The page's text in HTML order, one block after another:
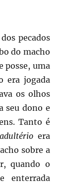
pecados
do macho
posse, uma
era jogada
os olhos
seu dono e
Tanto é
adultérioera
sobre a
quando o
enterrada